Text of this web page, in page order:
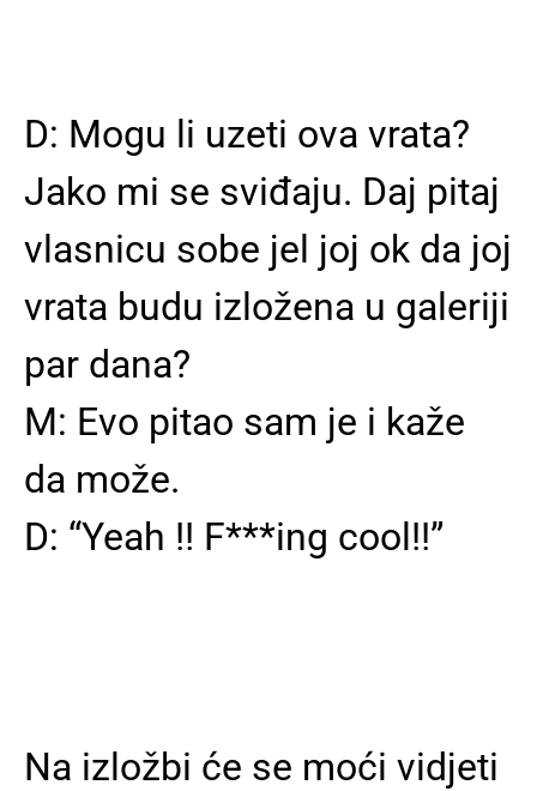
D: Mogu li uzeti ova vrata?
Jako mi se sviđaju. Daj pitaj
vlasnicu sobe jel joj ok da joj
vrata budu izložena u galeriji
par dana?
M: Evo pitao sam je i kaže
da može.
D: “Yeah !! F***ing cool!!”
Na izložbi će se moći vidjeti